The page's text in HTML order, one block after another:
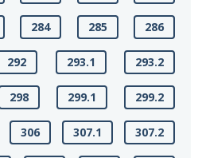
284 285 286
292 293.1 293.2
298 299.1 299.2
306 307.1 307.2